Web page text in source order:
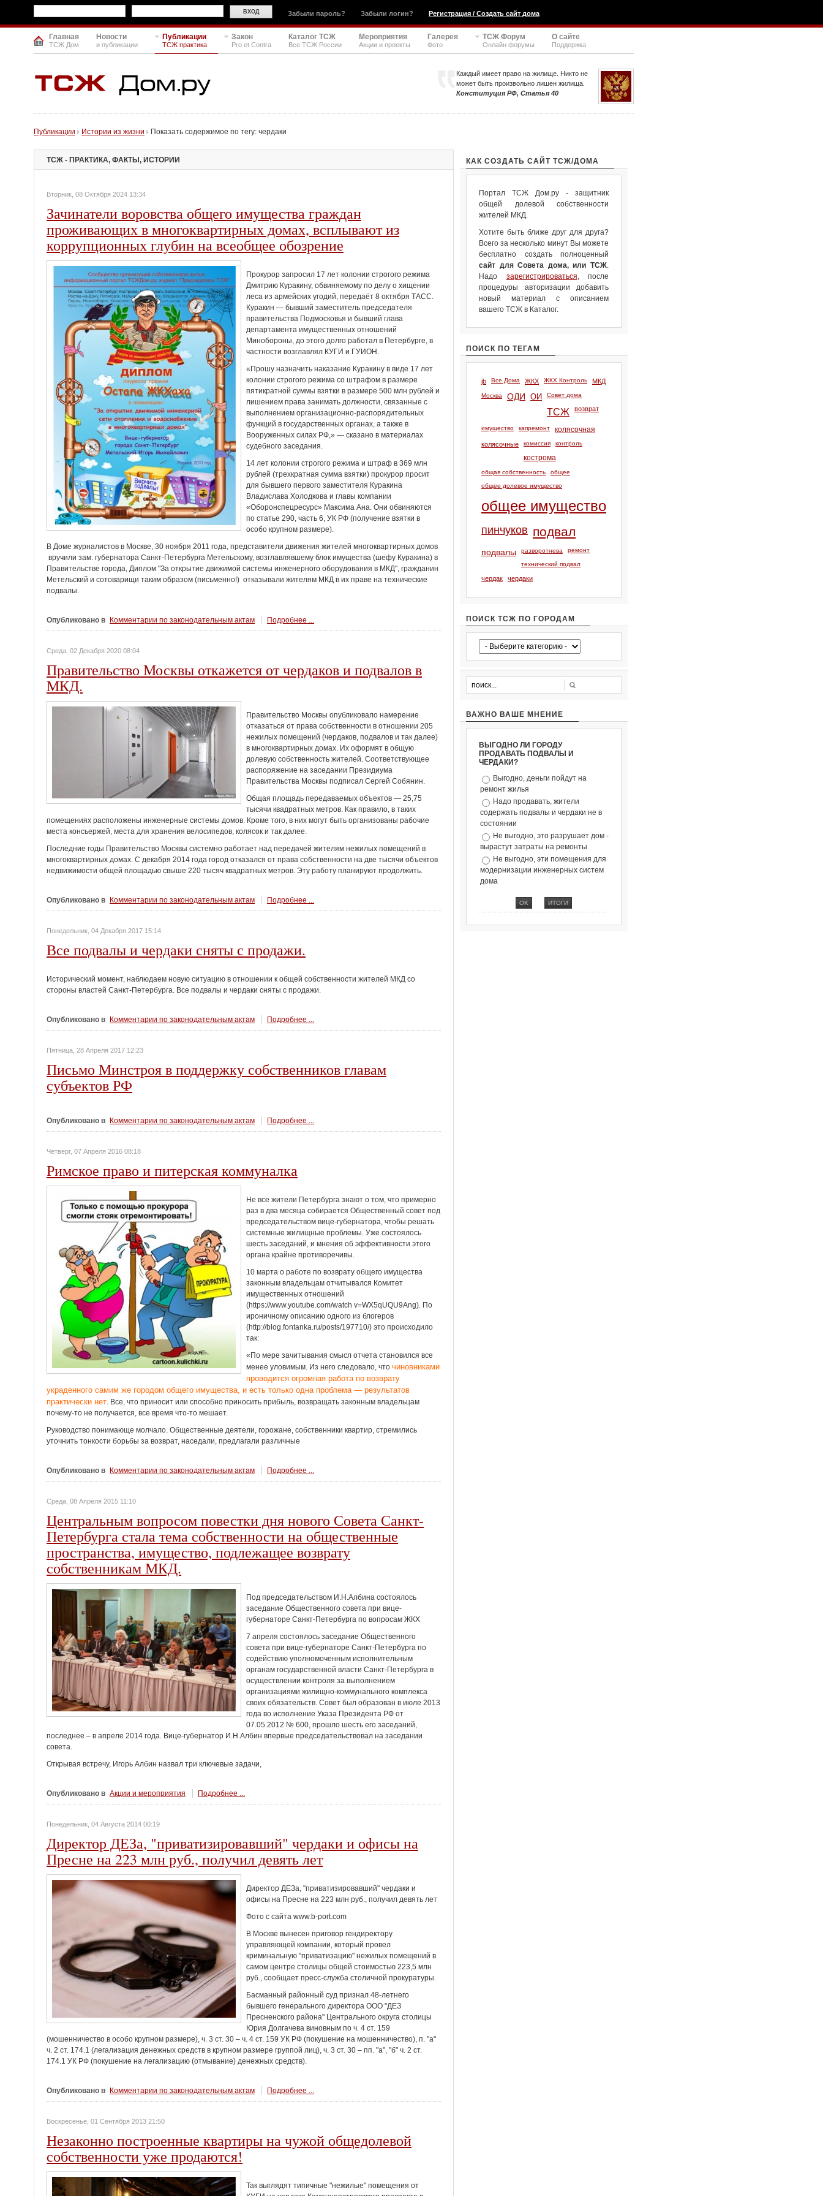
Забыли пароль? Забыли логин? Регистрация / Создать сайт дома
Главная
ТСЖ Дом
Новости
и публикации
Публикации
ТСЖ практика
Закон
Pro et Contra
Каталог ТСЖ
Все ТСЖ России
Мероприятия
Акции и проекты
Галерея
Фото
ТСЖ Форум
Онлайн форумы
О сайте
Поддержка
Каждый имеет право на жилище. Никто не
может быть произвольно лишен жилища.
Конституция РФ, Статья 40
Публикации Истории из жизни Показать содержимое по тегу: чердаки
ТСЖ - ПРАКТИКА, ФАКТЫ, ИСТОРИИ
Вторник, 08 Октября 2024 13:34
Зачинатели воровства общего имущества граждан
проживающих в многоквартирных домах, всплывают из
коррупционных глубин на всеобщее обозрение
Прокурор запросил 17 лет колонии строгого режима
Дмитрию Куракину, обвиняемому по делу о хищении
леса из армейских угодий, передаёт 8 октября ТАСС.
Куракин — бывший заместитель председателя
правительства Подмосковья и бывший глава
департамента имущественных отношений
Минобороны, до этого долго работал в Петербурге, в
частности возглавлял КУГИ и ГУИОН.
«Прошу назначить наказание Куракину в виде 17 лет
колонии строгого режима со штрафом в размере
пятикратной суммы взятки в размере 500 млн рублей и
лишением права занимать должности, связанные с
выполнением организационно-распорядительных
функций в государственных органах, а также в
Вооруженных силах РФ,» — сказано в материалах
судебного заседания.
14 лет колонии строгого режима и штраф в 369 млн
рублей (трехкратная сумма взятки) прокурор просит
для бывшего первого заместителя Куракина
Владислава Холодкова и главы компании
«Оборонспецресурс» Максима Ана. Они обвиняются
по статье 290, часть 6, УК РФ (получение взятки в
особо крупном размере).
В Доме журналистов в Москве, 30 ноября 2011 года, представители движения жителей многоквартирных домов
вручили зам. губернатора Санкт-Петербурга Метельскому, возглавлявшему блок имущества (шефу Куракина) в
Правительстве города, Диплом "За открытие движимой системы инженерного оборудования в МКД", гражданин
Метельский и сотоварищи таким образом (письменно!) отказывали жителям МКД в их праве на технические
подвалы.
Опубликовано в Комментарии по законодательным актам Подробнее ...
Среда, 02 Декабря 2020 08:04
Правительство Москвы откажется от чердаков и подвалов в
МКД.
Правительство Москвы опубликовало намерение
отказаться от права собственности в отношении 205
нежилых помещений (чердаков, подвалов и так далее)
в многоквартирных домах. Их оформят в общую
долевую собственность жителей. Соответствующее
распоряжение на заседании Президиума
Правительства Москвы подписал Сергей Собянин.
Общая площадь передаваемых объектов — 25,75
тысячи квадратных метров. Как правило, в таких
помещениях расположены инженерные системы домов. Кроме того, в них могут быть организованы рабочие
места консьержей, места для хранения велосипедов, колясок и так далее.
Последние годы Правительство Москвы системно работает над передачей жителям нежилых помещений в
многоквартирных домах. С декабря 2014 года город отказался от права собственности на две тысячи объектов
недвижимости общей площадью свыше 220 тысяч квадратных метров. Эту работу планируют продолжить.
Опубликовано в Комментарии по законодательным актам Подробнее ...
Понедельник, 04 Декабря 2017 15:14
Все подвалы и чердаки сняты с продажи.
Исторический момент, наблюдаем новую ситуацию в отношении к общей собственности жителей МКД со
стороны властей Санкт-Петербурга. Все подвалы и чердаки сняты с продажи.
Опубликовано в Комментарии по законодательным актам Подробнее ...
Пятница, 28 Апреля 2017 12:23
Письмо Минстроя в поддержку собственников главам
субъектов РФ
Опубликовано в Комментарии по законодательным актам Подробнее ...
Четверг, 07 Апреля 2016 08:18
Римское право и питерская коммуналка
Не все жители Петербурга знают о том, что примерно
раз в два месяца собирается Общественный совет под
председательством вице-губернатора, чтобы решать
системные жилищные проблемы. Уже состоялось
шесть заседаний, и мнения об эффективности этого
органа крайне противоречивы.
10 марта о работе по возврату общего имущества
законным владельцам отчитывался Комитет
имущественных отношений
(https://www.youtube.com/watch v=WX5qUQU9Ang). По
ироничному описанию одного из блогеров
(http://blog.fontanka.ru/posts/197710/) это происходило
так:
«По мере зачитывания смысл отчета становился все
менее уловимым. Из него следовало, что чиновниками
проводится огромная работа по возврату
украденного самим же городом общего имущества, и есть только одна проблема — результатов
практически нет. Все, что приносит или способно приносить прибыль, возвращать законным владельцам
почему-то не получается, все время что-то мешает.
Руководство понимающе молчало. Общественные деятели, горожане, собственники квартир, стремились
уточнить тонкости борьбы за возврат, наседали, предлагали различные
Опубликовано в Комментарии по законодательным актам Подробнее ...
Среда, 08 Апреля 2015 11:10
Центральным вопросом повестки дня нового Совета Санкт-
Петербурга стала тема собственности на общественные
пространства, имущество, подлежащее возврату
собственникам МКД.
Под председательством И.Н.Албина состоялось
заседание Общественного совета при вице-
губернаторе Санкт-Петербурга по вопросам ЖКХ
7 апреля состоялось заседание Общественного
совета при вице-губернаторе Санкт-Петербурга по
содействию уполномоченным исполнительным
органам государственной власти Санкт-Петербурга в
осуществлении контроля за выполнением
организациями жилищно-коммунального комплекса
своих обязательств. Совет был образован в июле 2013
года во исполнение Указа Президента РФ от
07.05.2012 № 600, прошло шесть его заседаний,
последнее – в апреле 2014 года. Вице-губернатор И.Н.Албин впервые председательствовал на заседании
совета.
Открывая встречу, Игорь Албин назвал три ключевые задачи,
Опубликовано в Акции и мероприятия Подробнее ...
Понедельник, 04 Августа 2014 00:19
Директор ДЕЗа, "приватизировавший" чердаки и офисы на
Пресне на 223 млн руб., получил девять лет
Директор ДЕЗа, "приватизировавший" чердаки и
офисы на Пресне на 223 млн руб., получил девять лет
Фото с сайта www.b-port.com
В Москве вынесен приговор гендиректору
управляющей компании, который провел
криминальную "приватизацию" нежилых помещений в
самом центре столицы общей стоимостью 223,5 млн
руб., сообщает пресс-служба столичной прокуратуры.
Басманный районный суд признал 48-летнего
бывшего генерального директора ООО "ДЕЗ
Пресненского района" Центрального округа столицы
Юрия Долгачева виновным по ч. 4 ст. 159
(мошенничество в особо крупном размере), ч. 3 ст. 30 – ч. 4 ст. 159 УК РФ (покушение на мошенничество), п. "а"
ч. 2 ст. 174.1 (легализация денежных средств в крупном размере группой лиц), ч. 3 ст. 30 – пп. "а", "б" ч. 2 ст.
174.1 УК РФ (покушение на легализацию (отмывание) денежных средств).
Опубликовано в Комментарии по законодательным актам Подробнее ...
Воскресенье, 01 Сентября 2013 21:50
Незаконно построенные квартиры на чужой общедолевой
собственности уже продаются!
Так выглядят типичные "нежилые" помещения от
КАК СОЗДАТЬ САЙТ ТСЖ/ДОМА
Портал ТСЖ Дом.ру - защитник
общей долевой собственности
жителей МКД.
Хотите быть ближе друг для друга?
Всего за несколько минут Вы можете
бесплатно создать полноценный
сайт для Совета дома, или ТСЖ.
Надо зарегистрироваться, после
процедуры авторизации добавить
новый материал с описанием
вашего ТСЖ в Каталог.
ПОИСК ПО ТЕГАМ
jb Все Дома ЖКХ ЖКХ Контроль МКД
Москва ОДИ ОИ Совет дома
ТСЖ возврат
имущество капремонт колясочная
колясочные комиссия контроль
кострома
общая собственность
общее
общее долевое имущество
общее имущество
пинчуков подвал
подвалы разворотнева ремонт
технический подвал
чердак чердаки
ПОИСК ТСЖ ПО ГОРОДАМ
ВАЖНО ВАШЕ МНЕНИЕ
ВЫГОДНО ЛИ ГОРОДУ
ПРОДАВАТЬ ПОДВАЛЫ И
ЧЕРДАКИ?
Выгодно, деньги пойдут на
ремонт жилья
Надо продавать, жители
содержать подвалы и чердаки не в
состоянии
Не выгодно, это разрушает дом -
вырастут затраты на ремонты
Не выгодно, эти помещения для
модернизации инженерных систем
дома